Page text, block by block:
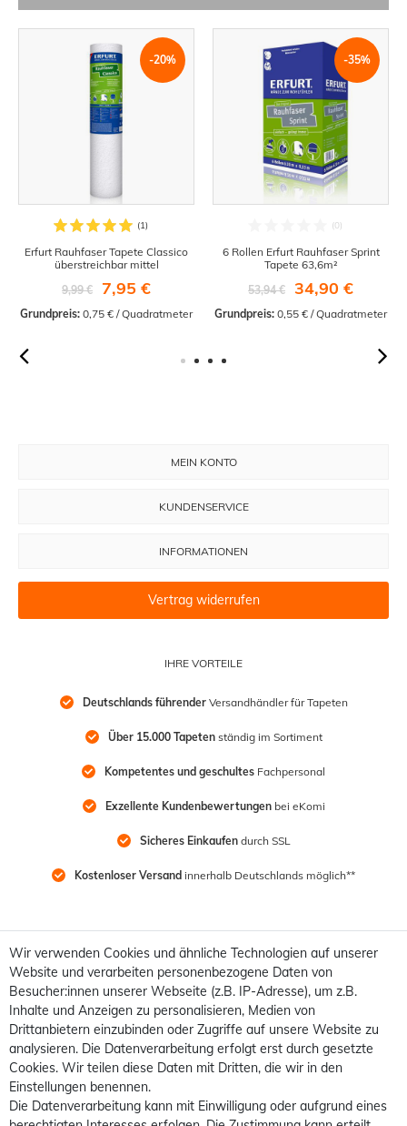
-20%
Erfurt Rauhfaser Tapete Classico
überstreichbar mittel
9,99 €
7,95 €
Grundpreis: 0,75 € / Quadratmeter
-35%
6 Rollen Erfurt Rauhfaser Sprint
Tapete 63,6m²
53,94 €
34,90 €
Grundpreis: 0,55 € / Quadratmeter
IHRE VORTEILE
Deutschlands führender Versandhändler für Tapeten
Über 15.000 Tapeten ständig im Sortiment
Kompetentes und geschultes Fachpersonal
Exzellente Kundenbewertungen bei eKomi
Sicheres Einkaufen durch SSL
Kostenloser Versand innerhalb Deutschlands möglich**
MEIN KONTO
KUNDENSERVICE
INFORMATIONEN
Vertrag widerrufen
Wir verwenden Cookies und ähnliche Technologien auf unserer
Website und verarbeiten personenbezogene Daten von
Besucher:innen unserer Webseite (z.B. IP-Adresse), um z.B.
Inhalte und Anzeigen zu personalisieren, Medien von
Drittanbietern einzubinden oder Zugriffe auf unsere Website zu
analysieren. Die Datenverarbeitung erfolgt erst durch gesetzte
Cookies. Wir teilen diese Daten mit Dritten, die wir in den
Einstellungen benennen.
Die Datenverarbeitung kann mit Einwilligung oder aufgrund eines